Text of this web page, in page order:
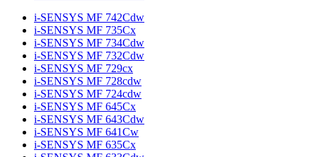
i-SENSYS MF 742Cdw
i-SENSYS MF 735Cx
i-SENSYS MF 734Cdw
i-SENSYS MF 732Cdw
i-SENSYS MF 729cx
i-SENSYS MF 728cdw
i-SENSYS MF 724cdw
i-SENSYS MF 645Cx
i-SENSYS MF 643Cdw
i-SENSYS MF 641Cw
i-SENSYS MF 635Cx